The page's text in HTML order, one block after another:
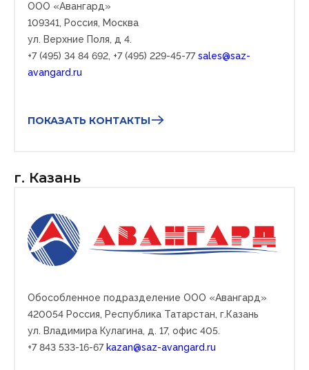
ООО «Авангард»
109341, Россия, Москва
ул. Верхние Поля, д 4.
+7 (495) 34 84 692, +7 (495) 229-45-77 sales@saz-
avangard.ru
ПОКАЗАТЬ КОНТАКТЫ
г. Казань
Обособленное подразделение ООО «Авангард»
420054 Россия, Республика Татарстан, г.Казань
ул. Владимира Кулагина, д. 17, офис 405.
+7 843 533-16-67 kazan@saz-avangard.ru